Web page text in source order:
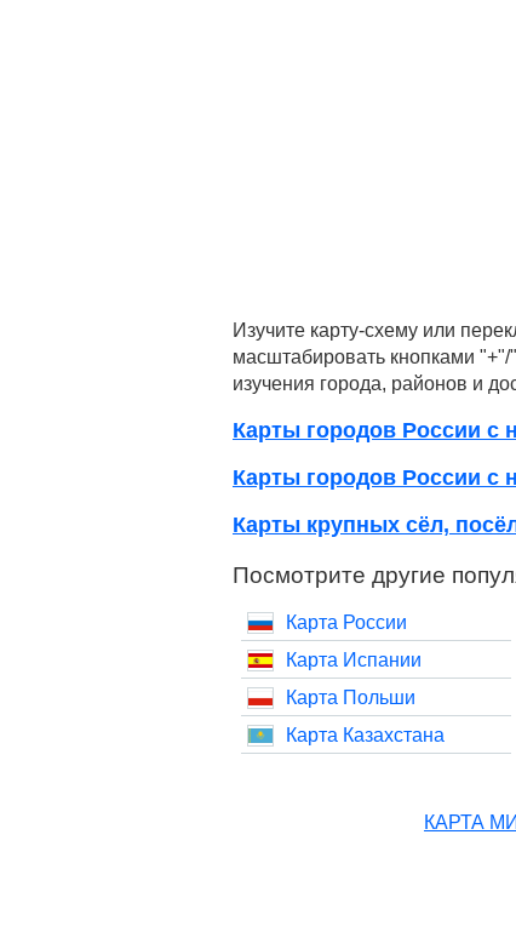
Изучите карту-схему или
масштабировать кнопками
изучения города, районов и
Карты городов России с
Карты городов России с
Карты крупных сёл,
Посмотрите другие
Карта России
Карта Испании
Карта Польши
Карта Казахстана
КАРТА